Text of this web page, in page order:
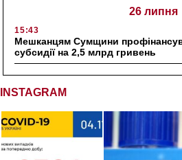
26 липня
15:43
Мешканцям Сумщини
субсидії на 2,5 млрд гривень
INSTAGRAM